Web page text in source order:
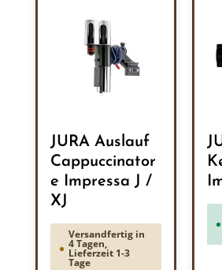
JURA Auslauf
Cappuccinator
e Impressa J /
XJ
Versandfertig in
4 Tagen,
Lieferzeit 1-3
Tage